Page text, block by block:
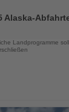
Alaska-
Landprogramme